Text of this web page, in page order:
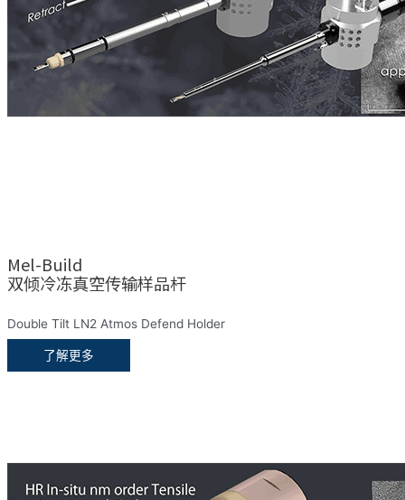
Mel-Build
双倾冷冻真空传输样品杆
Double Tilt LN2 Atmos Defend Holder
了解更多